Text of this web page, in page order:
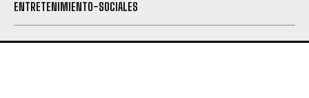
ENTRETENIMIENTO-SOCIALES